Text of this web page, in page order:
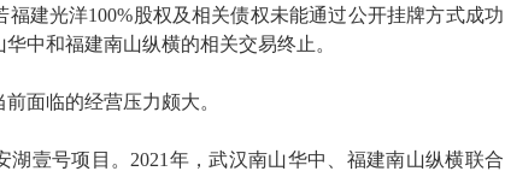
建光洋100%股权及相关债权未能通过公开挂牌方式成功
中和福建南山纵横的相关交易终止。
面临的经营压力颇大。
湖壹号项目。2021年，武汉南山华中、福建南山纵横联合